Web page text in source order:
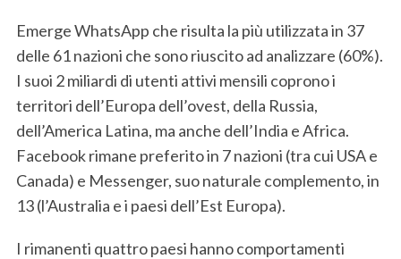
Emerge WhatsApp che risulta la più utilizzata in 37
delle 61 nazioni che sono riuscito ad analizzare (60%).
I suoi 2 miliardi di utenti attivi mensili coprono i
territori dell’Europa dell’ovest, della Russia,
dell’America Latina, ma anche dell’India e Africa.
Facebook rimane preferito in 7 nazioni (tra cui USA e
Canada) e Messenger, suo naturale complemento, in
13 (l’Australia e i paesi dell’Est Europa).
I rimanenti quattro paesi hanno comportamenti
r
c
h
f
o
r
: